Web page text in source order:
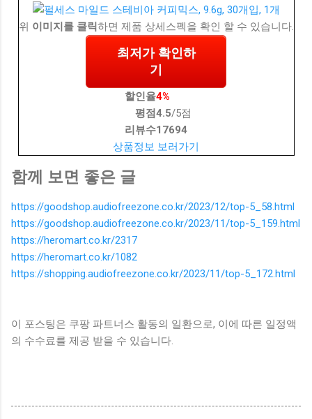
위 이미지를 클릭하면 제품 상세스펙을 확인 할 수 있습니다.
최저가 확인하
기
할인율4%
평점4.5/5점
리뷰수17694
상품정보 보러가기
함께 보면 좋은 글
https://goodshop.audiofreezone.co.kr/2023/12/top-5_58.html
https://goodshop.audiofreezone.co.kr/2023/11/top-5_159.html
https://heromart.co.kr/2317
https://heromart.co.kr/1082
https://shopping.audiofreezone.co.kr/2023/11/top-5_172.html
이 포스팅은 쿠팡 파트너스 활동의 일환으로, 이에 따른 일정액
의 수수료를 제공 받을 수 있습니다.